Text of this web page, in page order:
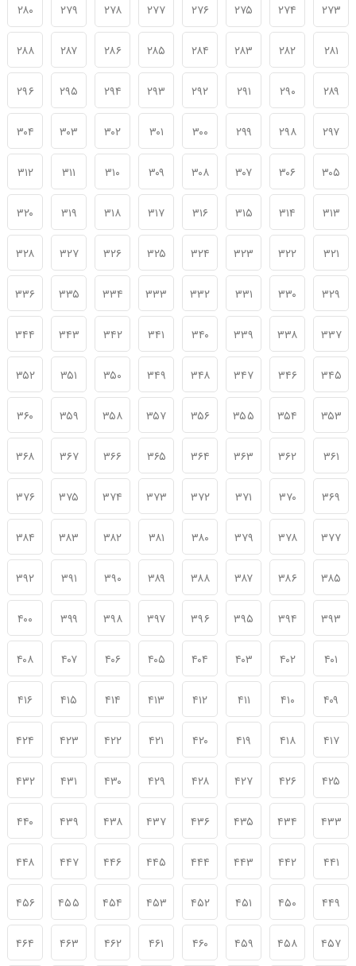
۲۷۳ ۲۷۴ ۲۷۵ ۲۷۶ ۲۷۷ ۲۷۸ ۲۷۹ ۲۸۰
۲۸۱ ۲۸۲ ۲۸۳ ۲۸۴ ۲۸۵ ۲۸۶ ۲۸۷ ۲۸۸
۲۸۹ ۲۹۰ ۲۹۱ ۲۹۲ ۲۹۳ ۲۹۴ ۲۹۵ ۲۹۶
۲۹۷ ۲۹۸ ۲۹۹ ۳۰۰ ۳۰۱ ۳۰۲ ۳۰۳ ۳۰۴
۳۰۵ ۳۰۶ ۳۰۷ ۳۰۸ ۳۰۹ ۳۱۰ ۳۱۱ ۳۱۲
۳۱۳ ۳۱۴ ۳۱۵ ۳۱۶ ۳۱۷ ۳۱۸ ۳۱۹ ۳۲۰
۳۲۱ ۳۲۲ ۳۲۳ ۳۲۴ ۳۲۵ ۳۲۶ ۳۲۷ ۳۲۸
۳۲۹ ۳۳۰ ۳۳۱ ۳۳۲ ۳۳۳ ۳۳۴ ۳۳۵ ۳۳۶
۳۳۷ ۳۳۸ ۳۳۹ ۳۴۰ ۳۴۱ ۳۴۲ ۳۴۳ ۳۴۴
۳۴۵ ۳۴۶ ۳۴۷ ۳۴۸ ۳۴۹ ۳۵۰ ۳۵۱ ۳۵۲
۳۵۳ ۳۵۴ ۳۵۵ ۳۵۶ ۳۵۷ ۳۵۸ ۳۵۹ ۳۶۰
۳۶۱ ۳۶۲ ۳۶۳ ۳۶۴ ۳۶۵ ۳۶۶ ۳۶۷ ۳۶۸
۳۶۹ ۳۷۰ ۳۷۱ ۳۷۲ ۳۷۳ ۳۷۴ ۳۷۵ ۳۷۶
۳۷۷ ۳۷۸ ۳۷۹ ۳۸۰ ۳۸۱ ۳۸۲ ۳۸۳ ۳۸۴
۳۸۵ ۳۸۶ ۳۸۷ ۳۸۸ ۳۸۹ ۳۹۰ ۳۹۱ ۳۹۲
۳۹۳ ۳۹۴ ۳۹۵ ۳۹۶ ۳۹۷ ۳۹۸ ۳۹۹ ۴۰۰
۴۰۱ ۴۰۲ ۴۰۳ ۴۰۴ ۴۰۵ ۴۰۶ ۴۰۷ ۴۰۸
۴۰۹ ۴۱۰ ۴۱۱ ۴۱۲ ۴۱۳ ۴۱۴ ۴۱۵ ۴۱۶
۴۱۷ ۴۱۸ ۴۱۹ ۴۲۰ ۴۲۱ ۴۲۲ ۴۲۳ ۴۲۴
۴۲۵ ۴۲۶ ۴۲۷ ۴۲۸ ۴۲۹ ۴۳۰ ۴۳۱ ۴۳۲
۴۳۳ ۴۳۴ ۴۳۵ ۴۳۶ ۴۳۷ ۴۳۸ ۴۳۹ ۴۴۰
۴۴۱ ۴۴۲ ۴۴۳ ۴۴۴ ۴۴۵ ۴۴۶ ۴۴۷ ۴۴۸
۴۴۹ ۴۵۰ ۴۵۱ ۴۵۲ ۴۵۳ ۴۵۴ ۴۵۵ ۴۵۶
۴۵۷ ۴۵۸ ۴۵۹ ۴۶۰ ۴۶۱ ۴۶۲ ۴۶۳ ۴۶۴